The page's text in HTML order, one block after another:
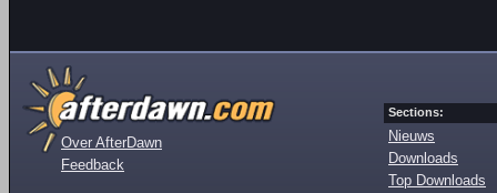
Over AfterDawn
Feedback
Sections:
Nieuws
Downloads
Top Downloads